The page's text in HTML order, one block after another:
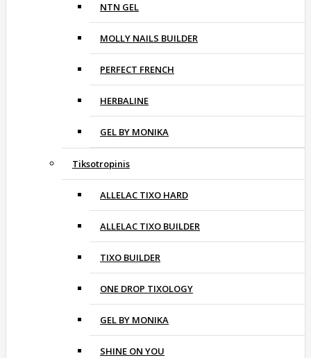
NTN GEL
MOLLY NAILS BUILDER
PERFECT FRENCH
HERBALINE
GEL BY MONIKA
Tiksotropinis
ALLELAC TIXO HARD
ALLELAC TIXO BUILDER
TIXO BUILDER
ONE DROP TIXOLOGY
GEL BY MONIKA
SHINE ON YOU